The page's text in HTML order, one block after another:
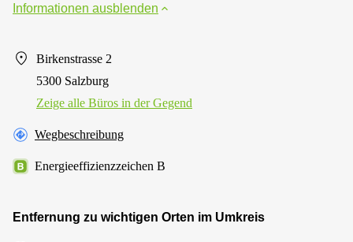
Informationen ausblenden
Birkenstrasse 2
5300 Salzburg
Zeige alle Büros in der Gegend
Wegbeschreibung
Energieeffizienzzeichen B
Entfernung zu wichtigen Orten im Umkreis